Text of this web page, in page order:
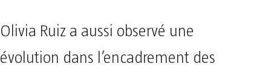
Olivia Ruiz a aussi observé une
évolution dans l’encadrement des